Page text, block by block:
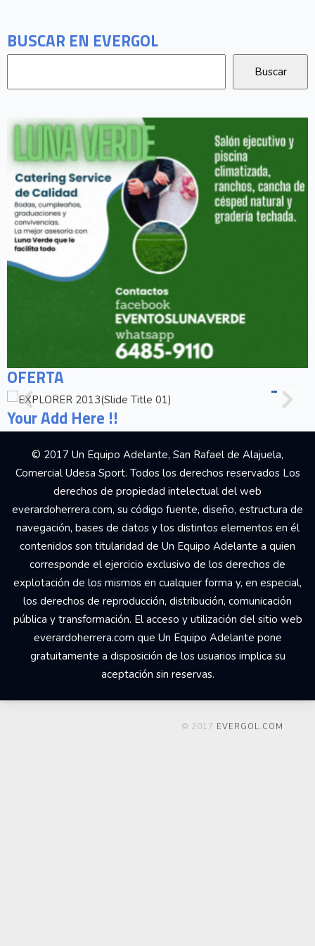
BUSCAR EN EVERGOL
OFERTA
Your Add Here !!
© 2017 Un Equipo Adelante, San Rafael de Alajuela,
Comercial Udesa Sport. Todos los derechos reservados Los
derechos de propiedad intelectual del web
everardoherrera.com, su código fuente, diseño, estructura de
navegación, bases de datos y los distintos elementos en él
contenidos son titularidad de Un Equipo Adelante a quien
corresponde el ejercicio exclusivo de los derechos de
explotación de los mismos en cualquier forma y, en especial,
los derechos de reproducción, distribución, comunicación
pública y transformación. El acceso y utilización del sitio web
everardoherrera.com que Un Equipo Adelante pone
gratuitamente a disposición de los usuarios implica su
aceptación sin reservas.
© 2017 EVERGOL.COM